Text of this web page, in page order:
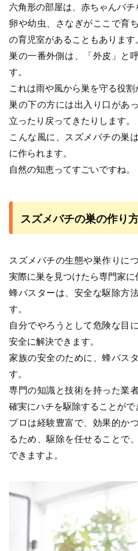
六角形の部屋は、赤ちゃんバチ
卵や幼虫、さなぎがここで育
の育児室があることもあります。
巣の一番外側は、「外皮」と
す。
これは雨や風から巣を守る役割
巣の下の方には出入り口があ
立ったり戻ってきたりします。
こんな風に、スズメバチの巣
に作られます。
自然の知恵ってすごいですね。
スズメバチの巣の作り
スズメバチの生態や巣作りに
実際に巣を見つけたら専門家に
蜂バスターは、安全な駆除方
す。
自分でやろうとして危険な目
安全に解決できます。
家族の安全のために、蜂バス
す。
専門の知識と技術を持った業
確実にハチを駆除することがで
プロは経験豊富で、効果的か
るため、駆除を任せることで
できますよ。